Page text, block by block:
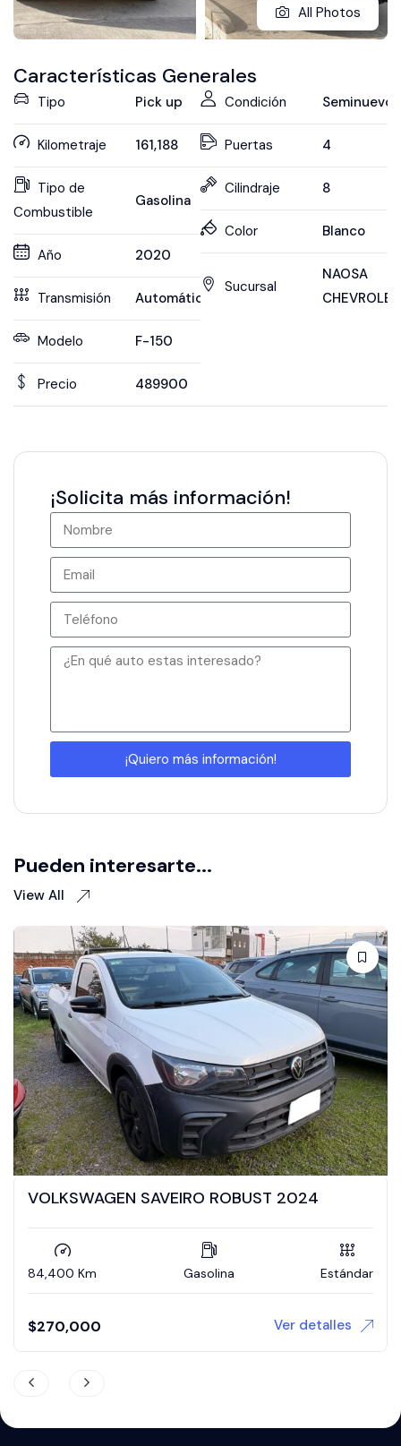
All Photos
Características Generales
Tipo Pick up
Kilometraje 161,188
Tipo de
Combustible
Gasolina
Año 2020
Transmisión Automática
Modelo F-150
Precio 489900
Condición Seminuevo
Puertas 4
Cilindraje 8
Color Blanco
Sucursal
NAOSA
CHEVROLET
¡Solicita más información!
¡Quiero más información!
Pueden interesarte...
View All
SAVEIRO ROBUST 2024
12 Km
$